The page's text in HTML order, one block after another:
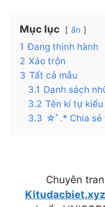
Mục lục ẩn
1 Đang thịnh hành
2 Xáo trộn
3 Tất cả mẫu
3.1 Danh sách
3.2 Tên kí tự
3.3 ☆ﾟ.* Chia sẻ
Chuyên
Kitudacbiet.xyz